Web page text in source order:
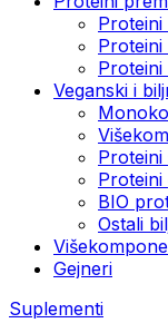
Proteini
Proteini
Veganski i
Proteini
Proteini
BIO
Ostali
Gejneri
Suplementi